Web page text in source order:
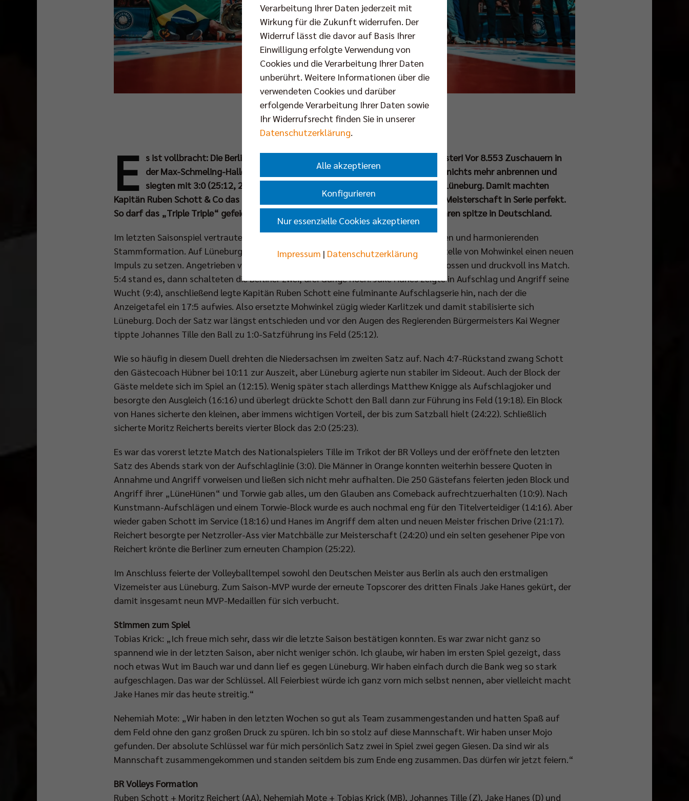
Foto: Justus Stegemann
E s ist vollbracht: Die Berlin Recycling Volleys sind zum 15. Mal Deutscher Meister! Vor 8.553 Zuschauern in
der Max-Schmeling-Halle ließen die Hauptstädter im dritten Playoff-Finale nichts mehr anbrennen und
siegten mit 3:0 (25:12, 25:23, 25:21) gegen den erstmaligen Finalisten aus Lüneburg. Damit machten
Kapitän Ruben Schott & Co das dritte nationale Triple aus Ligacup, DVV-Pokal und Meisterschaft in Serie perfekt.
So darf das „Triple Triple“ gefeiert werden und die BR Volleys sind nun seit zehn Jahren spitze in Deutschland.
Im letzten Saisonspiel vertraute Joel Banks noch einmal seiner bestens eingespielten und harmonierenden
Stammformation. Auf Lüneburger Seite versuchte Stefan Hübner mit Karlitzek anstelle von Mohwinkel einen neuen
Impuls zu setzen. Angetrieben von der Kulisse starteten die Berliner extrem entschlossen und druckvoll ins Match.
5:4 stand es, dann schalteten die Berliner zwei, drei Gänge hoch. Jake Hanes zeigte in Aufschlag und Angriff seine
Wucht (9:4), anschließend legte Kapitän Ruben Schott eine fulminante Aufschlagserie hin, nach der die
Anzeigetafel ein 17:5 aufwies. Also ersetzte Mohwinkel zügig wieder Karlitzek und damit stabilisierte sich
Lüneburg. Doch der Satz war längst entschieden und vor den Augen des Regierenden Bürgermeisters Kai Wegner
tippte Johannes Tille den Ball zu 1:0-Satzführung ins Feld (25:12).
Wie so häufig in diesem Duell drehten die Niedersachsen im zweiten Satz auf. Nach 4:7-Rückstand zwang Schott
den Gästecoach Hübner bei 10:11 zur Auszeit, aber Lüneburg agierte nun stabiler im Sideout. Auch der Block der
Gäste meldete sich im Spiel an (12:15). Wenig später stach allerdings Matthew Knigge als Aufschlagjoker und
besorgte den Ausgleich (16:16) und überlegt drückte Schott den Ball dann zur Führung ins Feld (19:18). Ein Block
von Hanes sicherte den kleinen, aber immens wichtigen Vorteil, der bis zum Satzball hielt (24:22). Schließlich
sicherte Moritz Reicherts bereits vierter Block das 2:0 (25:23).
Es war das vorerst letzte Match des Nationalspielers Tille im Trikot der BR Volleys und der eröffnete den letzten
Satz des Abends stark von der Aufschlaglinie (3:0). Die Männer in Orange konnten weiterhin bessere Quoten in
Annahme und Angriff vorweisen und ließen sich nicht mehr aufhalten. Die 250 Gästefans feierten jeden Block und
Angriff ihrer „LüneHünen“ und Torwie gab alles, um den Glauben ans Comeback aufrechtzuerhalten (10:9). Nach
Kunstmann-Aufschlägen und einem Torwie-Block wurde es auch nochmal eng für den Titelverteidiger (14:16). Aber
wieder gaben Schott im Service (18:16) und Hanes im Angriff dem alten und neuen Meister frischen Drive (21:17).
Reichert besorgte per Netzroller-Ass vier Matchbälle zur Meisterschaft (24:20) und ein selten gesehener Pipe von
Reichert krönte die Berliner zum erneuten Champion (25:22).
Im Anschluss feierte der Volleyballtempel sowohl den Deutschen Meister aus Berlin als auch den erstmaligen
Vizemeister aus Lüneburg. Zum Saison-MVP wurde der erneute Topscorer des dritten Finals Jake Hanes gekürt, der
damit insgesamt neun MVP-Medaillen für sich verbucht.
Stimmen zum Spiel
Tobias Krick: „Ich freue mich sehr, dass wir die letzte Saison bestätigen konnten. Es war zwar nicht ganz so
spannend wie in der letzten Saison, aber nicht weniger schön. Ich glaube, wir haben im ersten Spiel gezeigt, dass
noch etwas Wut im Bauch war und dann lief es gegen Lüneburg. Wir haben einfach durch die Bank weg so stark
aufgeschlagen. Das war der Schlüssel. All Feierbiest würde ich ganz vorn mich selbst nennen, aber vielleicht macht
Jake Hanes mir das heute streitig.“
Nehemiah Mote: „Wir haben in den letzten Wochen so gut als Team zusammengestanden und hatten Spaß auf
dem Feld ohne den ganz großen Druck zu spüren. Ich bin so stolz auf diese Mannschaft. Wir haben unser Mojo
gefunden. Der absolute Schlüssel war für mich persönlich Satz zwei in Spiel zwei gegen Giesen. Da sind wir als
Mannschaft zusammengekommen und standen seitdem bis zum Ende eng zusammen. Das dürfen wir jetzt feiern.“
BR Volleys Formation
Ruben Schott + Moritz Reichert (AA), Nehemiah Mote + Tobias Krick (MB), Johannes Tille (Z), Jake Hanes (D) und
Verarbeitung Ihrer Daten jederzeit mit
Wirkung für die Zukunft widerrufen. Der
Widerruf lässt die davor auf Basis Ihrer
Einwilligung erfolgte Verwendung von
Cookies und die Verarbeitung Ihrer Daten
unberührt. Weitere Informationen über die
verwendeten Cookies und darüber
erfolgende Verarbeitung Ihrer Daten sowie
Ihr Widerrufsrecht finden Sie in unserer
Datenschutzerklärung.
Alle akzeptieren
Konfigurieren
Nur essenzielle Cookies akzeptieren
Impressum | Datenschutzerklärung